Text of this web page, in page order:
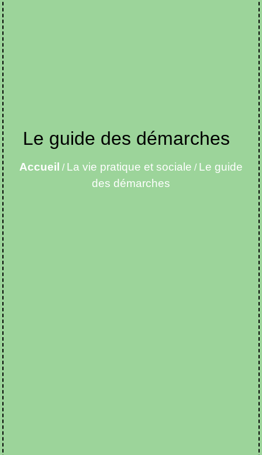
Le guide des démarches
Accueil / La vie pratique et sociale / Le guide
des démarches